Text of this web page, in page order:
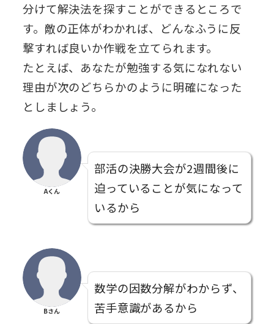
分けて解決法を探すことができるところで
す。敵の正体がわかれば、どんなふうに反
撃すれば良いか作戦を立てられます。
たとえば、あなたが勉強する気になれない
理由が次のどちらかのように明確になった
としましょう。
Aくん
部活の決勝大会が2週間後に
迫っていることが気になって
いるから
Bさん
数学の因数分解がわからず、
苦手意識があるから